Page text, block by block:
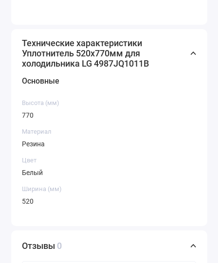
Технические характеристики
Уплотнитель 520x770мм для
холодильника LG 4987JQ1011B
Основные
Высота (мм)
770
Материал
Резина
Цвет
Белый
Ширина (мм)
520
Отзывы 0